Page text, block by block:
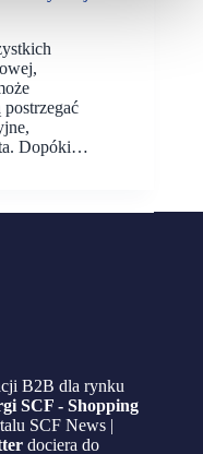
Dopóki…
B2B dla rynku
SCF - Shopping
SCF News |
dociera do